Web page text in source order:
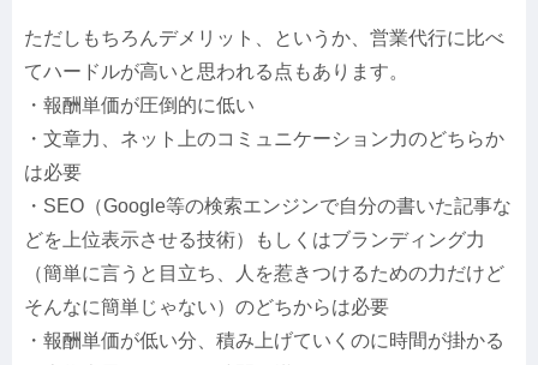
ただしもちろんデメリット、というか、営業代行に比べ
てハードルが高いと思われる点もあります。
・報酬単価が圧倒的に低い
・文章力、ネット上のコミュニケーション力のどちらか
は必要
・SEO（Google等の検索エンジンで自分の書いた記事な
どを上位表示させる技術）もしくはブランディング力
（簡単に言うと目立ち、人を惹きつけるための力だけど
そんなに簡単じゃない）のどちからは必要
・報酬単価が低い分、積み上げていくのに時間が掛かる